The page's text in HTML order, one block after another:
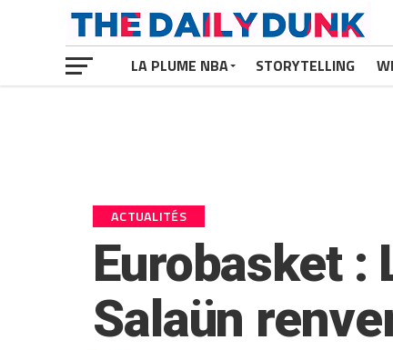
LA PLUME NBA STORYTELLING
ACTUALITÉS
Eurobasket :
Salaün